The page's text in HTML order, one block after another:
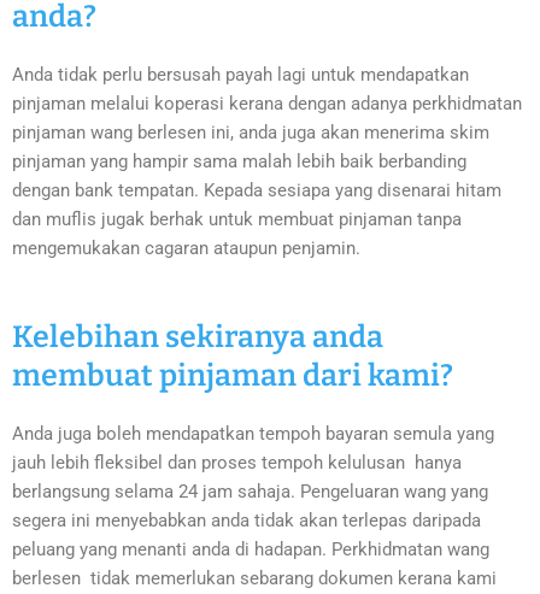
anda?
Anda tidak perlu bersusah payah lagi untuk mendapatkan
pinjaman melalui koperasi kerana dengan adanya perkhidmatan
pinjaman wang berlesen ini, anda juga akan menerima skim
pinjaman yang hampir sama malah lebih baik berbanding
dengan bank tempatan. Kepada sesiapa yang disenarai hitam
dan muflis jugak berhak untuk membuat pinjaman tanpa
mengemukakan cagaran ataupun penjamin.
Kelebihan sekiranya anda
membuat pinjaman dari kami?
Anda juga boleh mendapatkan tempoh bayaran semula yang
jauh lebih fleksibel dan proses tempoh kelulusan hanya
berlangsung selama 24 jam sahaja. Pengeluaran wang yang
segera ini menyebabkan anda tidak akan terlepas daripada
peluang yang menanti anda di hadapan. Perkhidmatan wang
berlesen tidak memerlukan sebarang dokumen kerana kami